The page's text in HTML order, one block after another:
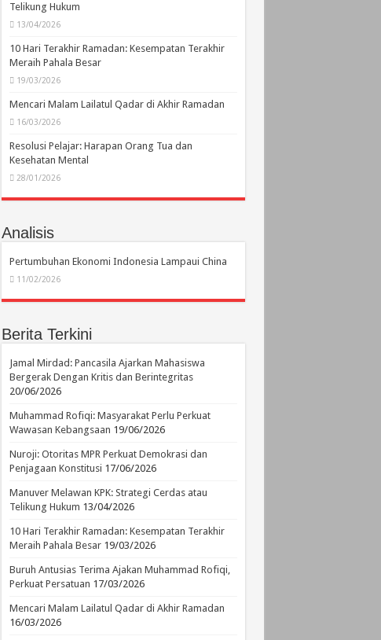
Telikung Hukum
13/04/2026
10 Hari Terakhir Ramadan: Kesempatan Terakhir
Meraih Pahala Besar
19/03/2026
Mencari Malam Lailatul Qadar di Akhir Ramadan
16/03/2026
Resolusi Pelajar: Harapan Orang Tua dan
Kesehatan Mental
28/01/2026
Analisis
Pertumbuhan Ekonomi Indonesia Lampaui China
11/02/2026
Berita Terkini
Jamal Mirdad: Pancasila Ajarkan Mahasiswa
Bergerak Dengan Kritis dan Berintegritas
20/06/2026
Muhammad Rofiqi: Masyarakat Perlu Perkuat
Wawasan Kebangsaan 19/06/2026
Nuroji: Otoritas MPR Perkuat Demokrasi dan
Penjagaan Konstitusi 17/06/2026
Manuver Melawan KPK: Strategi Cerdas atau
Telikung Hukum 13/04/2026
10 Hari Terakhir Ramadan: Kesempatan Terakhir
Meraih Pahala Besar 19/03/2026
Buruh Antusias Terima Ajakan Muhammad Rofiqi,
Perkuat Persatuan 17/03/2026
Mencari Malam Lailatul Qadar di Akhir Ramadan
16/03/2026